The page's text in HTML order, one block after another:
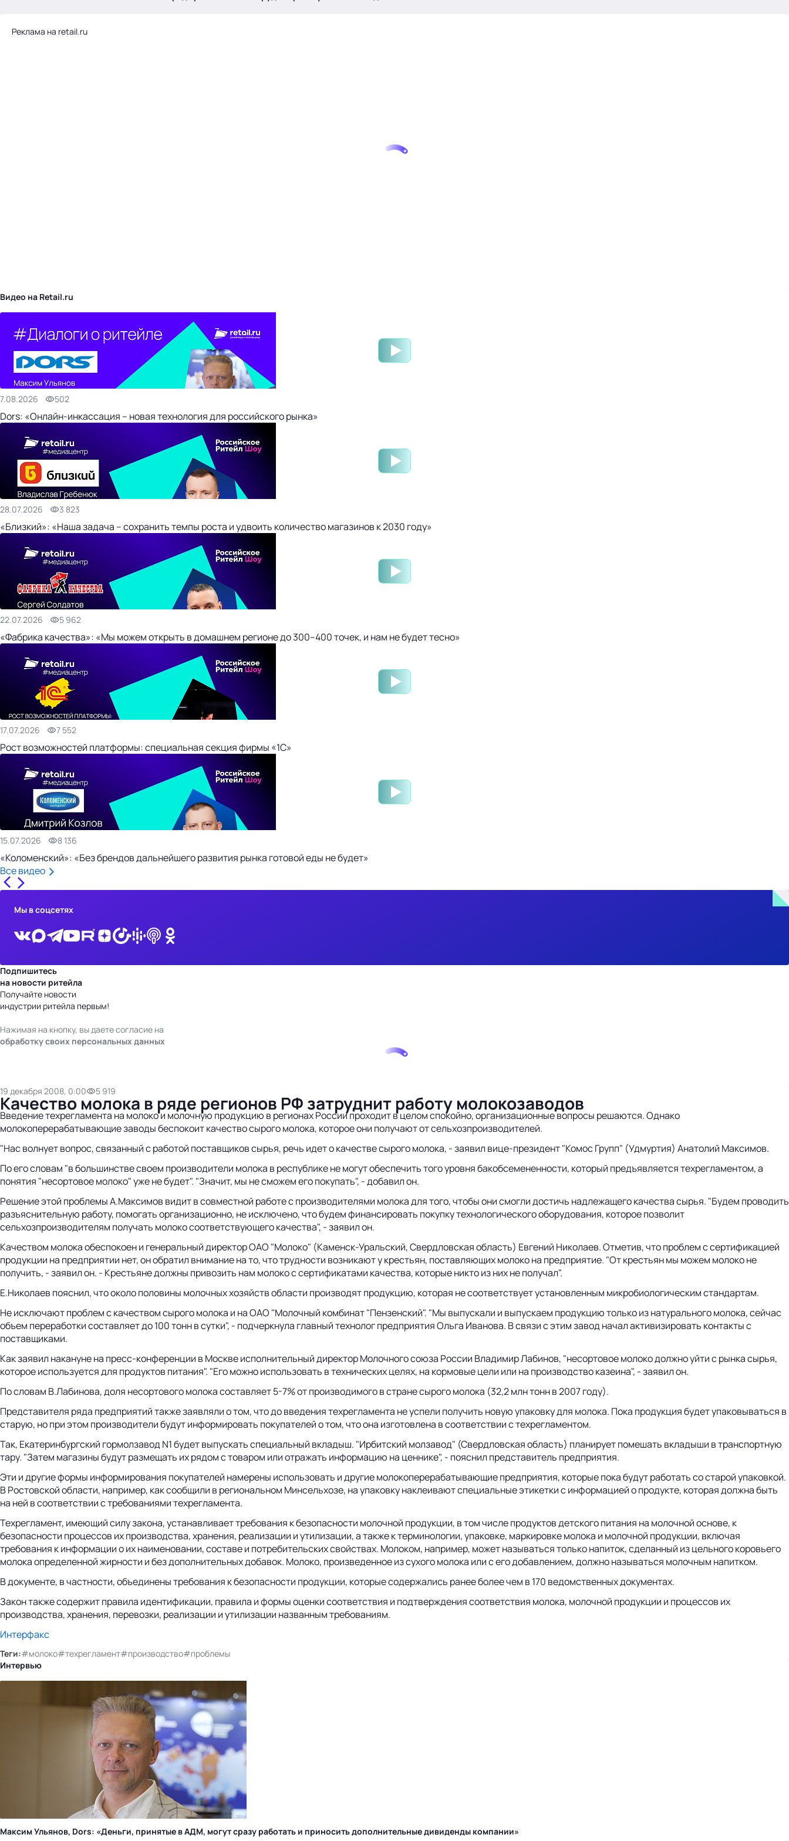
Реклама на retail.ru
Видео на Retail.ru
7.08.2026 502
Dors: «Онлайн-инкассация – новая технология для российского рынка»
28.07.2026 3 823
«Близкий»: «Наша задача – сохранить темпы роста и удвоить количество магазинов к 2030 году»
22.07.2026 5 962
«Фабрика качества»: «Мы можем открыть в домашнем регионе до 300–400 точек, и нам не будет тесно»
17.07.2026 7 552
Рост возможностей платформы: специальная секция фирмы «1С»
15.07.2026 8 136
«Коломенский»: «Без брендов дальнейшего развития рынка готовой еды не будет»
Все видео
Мы в соцсетях
Подпишитесь
на новости ритейла
Получайте новости
индустрии ритейла первым!
Нажимая на кнопку, вы даете согласие на
обработку своих персональных данных
19 декабря 2008, 0:00 5 919
Качество молока в ряде регионов РФ затруднит работу молокозаводов
Введение техрегламента на молоко и молочную продукцию в регионах России проходит в целом спокойно, организационные вопросы решаются. Однако
молокоперерабатывающие заводы беспокоит качество сырого молока, которое они получают от сельхозпроизводителей.
"Нас волнует вопрос, связанный с работой поставщиков сырья, речь идет о качестве сырого молока, - заявил вице-президент "Комос Групп" (Удмуртия) Анатолий Максимов.
По его словам "в большинстве своем производители молока в республике не могут обеспечить того уровня бакобсемененности, который предъявляется техрегламентом, а
понятия "несортовое молоко" уже не будет". "Значит, мы не сможем его покупать", - добавил он.
Решение этой проблемы А.Максимов видит в совместной работе с производителями молока для того, чтобы они смогли достичь надлежащего качества сырья. "Будем проводить
разъяснительную работу, помогать организационно, не исключено, что будем финансировать покупку технологического оборудования, которое позволит
сельхозпроизводителям получать молоко соответствующего качества", - заявил он.
Качеством молока обеспокоен и генеральный директор ОАО "Молоко" (Каменск-Уральский, Свердловская область) Евгений Николаев. Отметив, что проблем с сертификацией
продукции на предприятии нет, он обратил внимание на то, что трудности возникают у крестьян, поставляющих молоко на предприятие. "От крестьян мы можем молоко не
получить, - заявил он. - Крестьяне должны привозить нам молоко с сертификатами качества, которые никто из них не получал".
Е.Николаев пояснил, что около половины молочных хозяйств области производят продукцию, которая не соответствует установленным микробиологическим стандартам.
Не исключают проблем с качеством сырого молока и на ОАО "Молочный комбинат "Пензенский". "Мы выпускали и выпускаем продукцию только из натурального молока, сейчас
объем переработки составляет до 100 тонн в сутки", - подчеркнула главный технолог предприятия Ольга Иванова. В связи с этим завод начал активизировать контакты с
поставщиками.
Как заявил накануне на пресс-конференции в Москве исполнительный директор Молочного союза России Владимир Лабинов, "несортовое молоко должно уйти с рынка сырья,
которое используется для продуктов питания". "Его можно использовать в технических целях, на кормовые цели или на производство казеина", - заявил он.
По словам В.Лабинова, доля несортового молока составляет 5-7% от производимого в стране сырого молока (32,2 млн тонн в 2007 году).
Представителя ряда предприятий также заявляли о том, что до введения техрегламента не успели получить новую упаковку для молока. Пока продукция будет упаковываться в
старую, но при этом производители будут информировать покупателей о том, что она изготовлена в соответствии с техрегламентом.
Так, Екатеринбургский гормолзавод N1 будет выпускать специальный вкладыш. "Ирбитский молзавод" (Свердловская область) планирует помешать вкладыши в транспортную
тару. "Затем магазины будут размещать их рядом с товаром или отражать информацию на ценнике", - пояснил представитель предприятия.
Эти и другие формы информирования покупателей намерены использовать и другие молокоперерабатывающие предприятия, которые пока будут работать со старой упаковкой.
В Ростовской области, например, как сообщили в региональном Минсельхозе, на упаковку наклеивают специальные этикетки с информацией о продукте, которая должна быть
на ней в соответствии с требованиями техрегламента.
Техрегламент, имеющий силу закона, устанавливает требования к безопасности молочной продукции, в том числе продуктов детского питания на молочной основе, к
безопасности процессов их производства, хранения, реализации и утилизации, а также к терминологии, упаковке, маркировке молока и молочной продукции, включая
требования к информации о их наименовании, составе и потребительских свойствах. Молоком, например, может называться только напиток, сделанный из цельного коровьего
молока определенной жирности и без дополнительных добавок. Молоко, произведенное из сухого молока или с его добавлением, должно называться молочным напитком.
В документе, в частности, объединены требования к безопасности продукции, которые содержались ранее более чем в 170 ведомственных документах.
Закон также содержит правила идентификации, правила и формы оценки соответствия и подтверждения соответствия молока, молочной продукции и процессов их
производства, хранения, перевозки, реализации и утилизации названным требованиям.
Интерфакс
Теги:#молоко#техрегламент#производство#проблемы
Интервью
Максим Ульянов, Dors: «Деньги, принятые в АДМ, могут сразу работать и приносить дополнительные дивиденды компании»